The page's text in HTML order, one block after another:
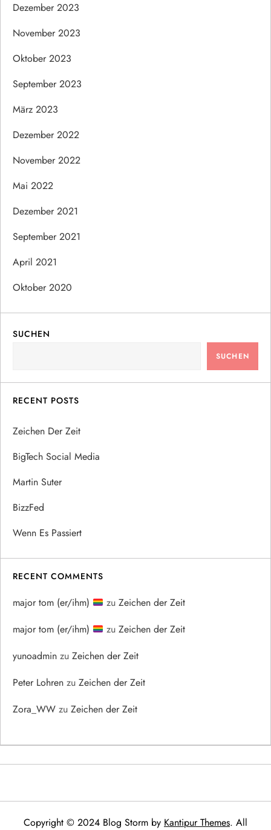
Dezember 2023
November 2023
Oktober 2023
September 2023
März 2023
Dezember 2022
November 2022
Mai 2022
Dezember 2021
September 2021
April 2021
Oktober 2020
SUCHEN
SUCHEN
RECENT POSTS
Zeichen Der Zeit
BigTech Social Media
Martin Suter
BizzFed
Wenn Es Passiert
RECENT COMMENTS
major tom (er/ihm) zuZeichen der Zeit
major tom (er/ihm)
zuZeichen der Zeit
yunoadmin zu Zeichen der Zeit
Peter Lohren zu Zeichen der Zeit
Zora_WW zu Zeichen der Zeit
Copyright © 2024 Blog Storm by Kantipur Themes. All